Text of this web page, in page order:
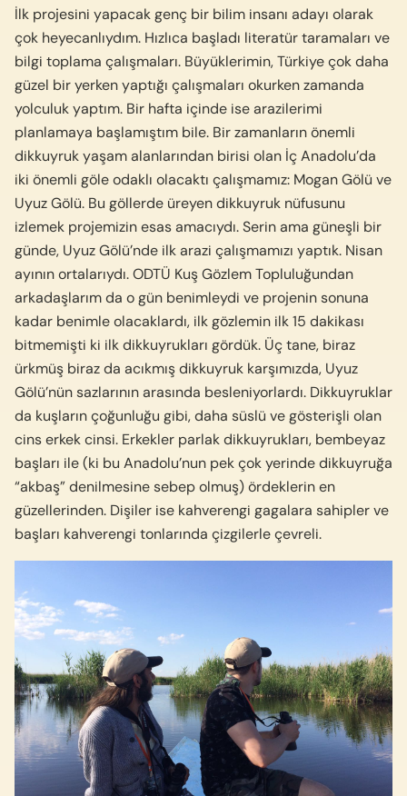
İlk projesini yapacak genç bir bilim insanı adayı olarak
çok heyecanlıydım. Hızlıca başladı literatür taramaları ve
bilgi toplama çalışmaları. Büyükleri­min, Türkiye çok daha
güzel bir yerken yaptığı çalış­maları okurken zamanda
yolculuk yaptım. Bir hafta içinde ise arazilerimi
planlamaya başlamıştım bile. Bir zamanların önemli
dikkuyruk yaşam alanların­dan birisi olan İç Anadolu’da
iki önemli göle odaklı olacaktı çalışmamız: Mogan Gölü ve
Uyuz Gölü. Bu göllerde üreyen dikkuyruk nüfusunu
izlemek proje­mizin esas amacıydı. Serin ama güneşli bir
günde, Uyuz Gölü’nde ilk arazi çalışmamızı yaptık. Nisan
ayının ortalarıydı. ODTÜ Kuş Gözlem Topluluğun­dan
arkadaşlarım da o gün benimleydi ve projenin sonuna
kadar benimle olacaklardı, ilk gözlemin ilk 15 dakikası
bitmemişti ki ilk dikkuyrukları gördük. Üç tane, biraz
ürkmüş biraz da acıkmış dikkuyruk karşımızda, Uyuz
Gölü’nün sazlarının arasında besleniyorlardı. Dikkuyruklar
da kuşların çoğunluğu gibi, daha süslü ve gösterişli olan
cins erkek cin­si. Erkekler parlak dikkuyrukları, bembeyaz
başları ile (ki bu Anadolu’nun pek çok yerinde dikkuyruğa
“akbaş” denilmesine sebep olmuş) ördeklerin en
güzellerinden. Dişiler ise kahverengi gagalara sa­hipler ve
başları kahverengi tonlarında çizgilerle çevreli.